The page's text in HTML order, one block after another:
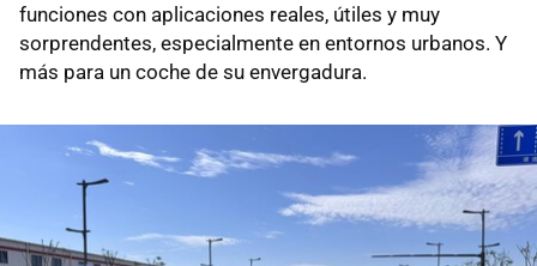
funciones con aplicaciones reales, útiles y muy
sorprendentes, especialmente en entornos urbanos. Y
más para un coche de su envergadura.